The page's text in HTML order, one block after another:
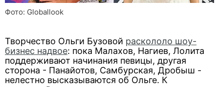
Фото: Globallook
Творчество Ольги Бузовой раскололо шоу-
бизнес надвое: пока Малахов, Нагиев, Лолита
поддерживают начинания певицы, другая
сторона - Панайотов, Самбурская, Дробыш -
нелестно высказываются об Ольге. К